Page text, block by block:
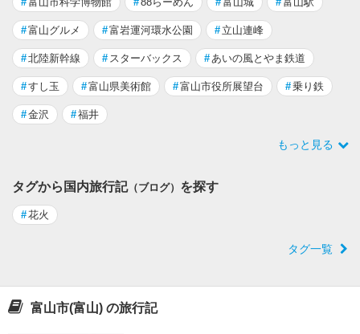
#富山グルメ #富岩運河環水公園 # 立山連峰
#北陸新幹線 # スターバックス # あいの風とやま鉄道
#すし玉 #富山県美術館 #富山市役所展望台 #乗り鉄
#金沢 #福井
もっと見る
タグから国内旅行記（ブログ） を探す
#花火
タグ一覧
富山市(富山) の旅行記